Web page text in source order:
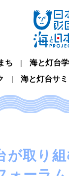
ち 海と灯台学
海と灯台サミ
が取り